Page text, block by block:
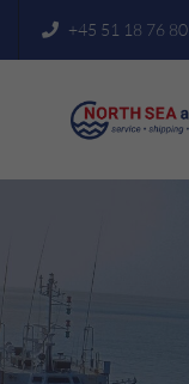
 +45 51 18 76 80